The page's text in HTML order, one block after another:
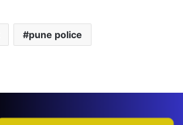
pune police